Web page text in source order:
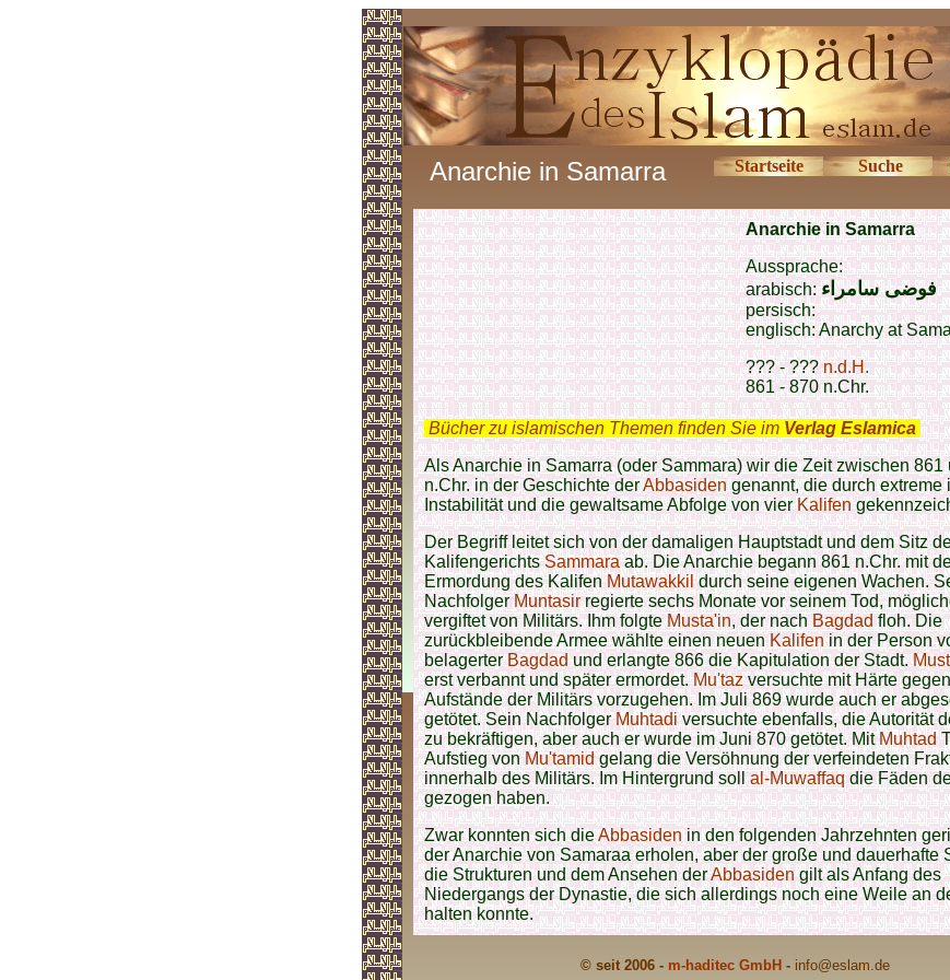
Anarchie in Samarra Startseite Suche
Anarchie in Samarra
Aussprache:
arabisch:فوضى سامراء
persisch:
englisch: Anarchy at
??? - ???n.d.H.
861 - 870 n.Chr.
Bücher zu islamischen Themen finden Sie im Verlag Eslamica
Als Anarchie in Samarra (oder Sammara) wir die Zeit zwischen 861
n.Chr. in der Geschichte derAbbasidengenannt, die durch extreme
Instabilität und die gewaltsame Abfolge von vierKalifen
Der Begriff leitet sich von der damaligen Hauptstadt und dem Sitz
KalifengerichtsSammaraab. Die Anarchie begann 861 n.Chr. mit
Ermordung des KalifenMutawakkildurch seine eigenen Wachen.
NachfolgerMuntasirregierte sechs Monate vor seinem Tod,
vergiftet von Militärs. Ihm folgteMusta'in, der nachBagdad floh. Die
zurückbleibende Armee wählte einen neuenKalifenin der Person
belagerterBagdadund erlangte 866 die Kapitulation der Stadt.
erst verbannt und später ermordet.Mu'tazversuchte mit Härte
Aufstände der Militärs vorzugehen. Im Juli 869 wurde auch er
getötet. Sein NachfolgerMuhtadiversuchte ebenfalls, die Autorität
zu bekräftigen, aber auch er wurde im Juni 870 getötet. MitMuhtad
Aufstieg vonMu'tamidgelang die Versöhnung der verfeindeten
innerhalb des Militärs. Im Hintergrund sollal-Muwaffaqdie Fäden
gezogen haben.
Zwar konnten sich dieAbbasidenin den folgenden Jahrzehnten
der Anarchie von Samaraa erholen, aber der große und dauerhafte
die Strukturen und dem Ansehen derAbbasidengilt als Anfang des
Niedergangs der Dynastie, die sich allerdings noch eine Weile an
halten konnte.
© seit 2006 - m-haditec GmbH - info@eslam.de